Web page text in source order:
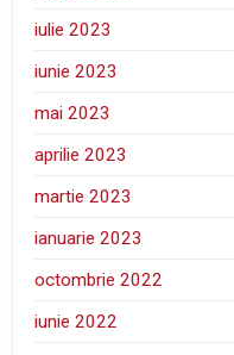
iulie 2023
iunie 2023
mai 2023
aprilie 2023
martie 2023
ianuarie 2023
octombrie 2022
iunie 2022